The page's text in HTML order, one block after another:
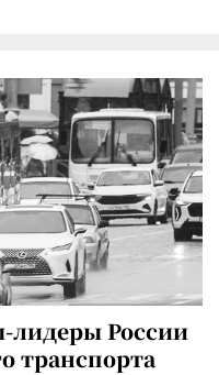
лидеры России
транспорта